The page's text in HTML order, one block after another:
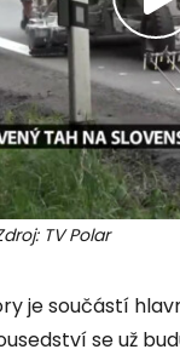
TV Polar
je součástí
se už